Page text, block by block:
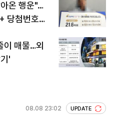
온 행운"…
당첨번호조
이 매물…외
'
08.08 23:02 UPDATE